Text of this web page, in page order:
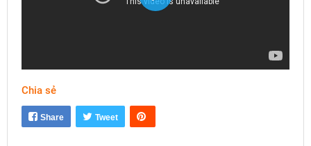
Play
Chia sẻ
Share Tweet